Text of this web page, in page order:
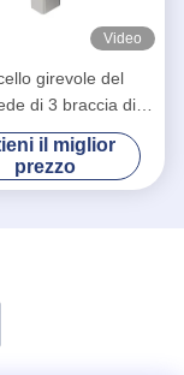
Video
girevole del
di 3 braccia di
inossidabile per il
del punto scenico
sistema
il miglior
prezzo